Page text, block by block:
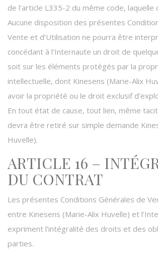
de l’article L335-2 du même code, laquelle
Aucune disposition des présentes
Vente et d’Utilisation ne pourra être
concédant à l’Internaute un droit de
soit sur les éléments protégés par la
intellectuelle, dont Kinesens (Marie-Alix
avoir la propriété ou le droit exclusif
En tout état de cause, tout lien, même
devra être retiré sur simple demande
Huvelle).
ARTICLE 16 –
DU CONTRAT
Les présentes Conditions Générales de
entre Kinesens (Marie-Alix Huvelle) et
expriment l’intégralité des droits et des
parties.